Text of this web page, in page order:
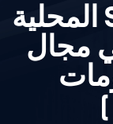
تعزيز Supply Chain المحلية
مجال
)